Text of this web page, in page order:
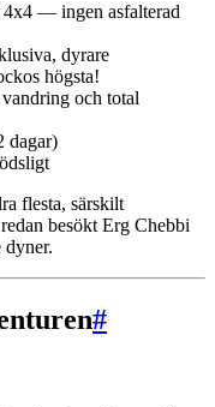
4x4 — ingen asfalterad
dyrare
högsta!
och total
dagar)
flesta, särskilt
besökt Erg Chebbi
dyner.
#